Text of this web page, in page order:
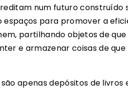
num futuro construído
para promover a
partilhando objetos de
e armazenar coisas de
apenas depósitos de livros